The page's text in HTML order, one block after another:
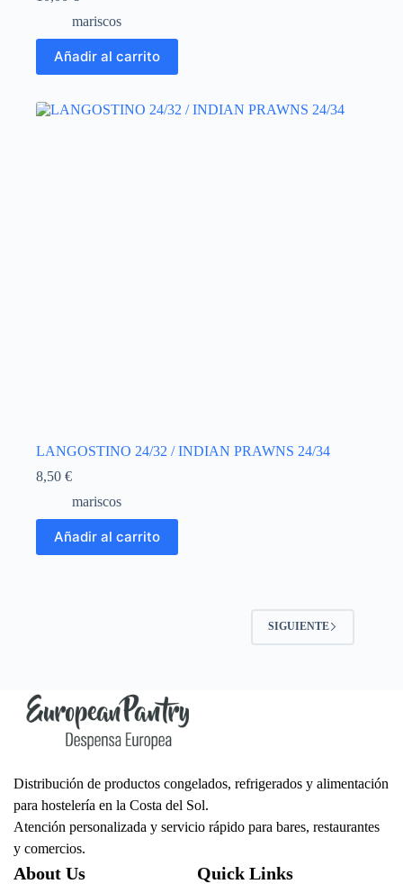
mariscos
Añadir al carrito
LANGOSTINO 24/32 / INDIAN PRAWNS 24/34
8,50 €
mariscos
Añadir al carrito
SIGUIENTE
Distribución de productos congelados, refrigerados y alimentación
para hostelería en la Costa del Sol.
Atención personalizada y servicio rápido para bares, restaurantes
y comercios.
About Us Quick Links